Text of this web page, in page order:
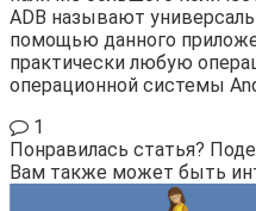
ADB называют
помощью данного
практически любую
операционной системы
1
Понравилась статья?
Вам также может быть